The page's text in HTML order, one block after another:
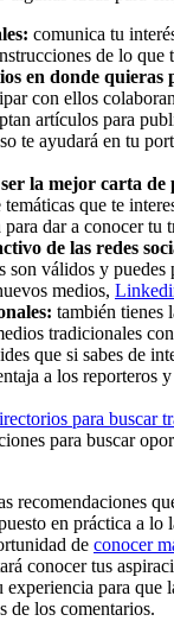
comunica tu
de lo que
en donde quieras
con ellos
artículos para
te ayudará en tu
la mejor carta de
que te
dar a conocer tu
de las redes
son válidos y puedes
medios,
también tienes
tradicionales
que si sabes de
a los reporteros
para buscar
para buscar
recomendaciones
en práctica a lo
de conocer
conocer tus
para que
de los comentarios.